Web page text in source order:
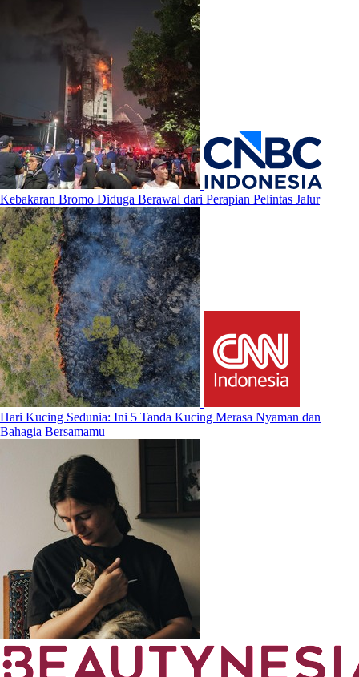
Kebakaran Bromo Diduga Berawal dari Perapian Pelintas Jalur
Hari Kucing Sedunia: Ini 5 Tanda Kucing Merasa Nyaman dan
Bahagia Bersamamu